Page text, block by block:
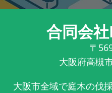
合同会
〒
大阪府高槻
大阪市全域で庭木の伐